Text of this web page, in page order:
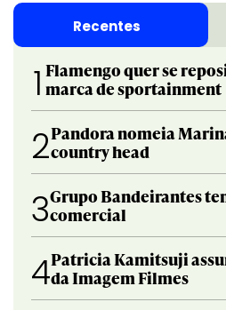
Recentes
1 Flamengo quer se
marca de sportainment
2Pandora nomeia
country head
3Grupo Bandeirantes
comercial
4Patricia Kamitsuji
da Imagem Filmes